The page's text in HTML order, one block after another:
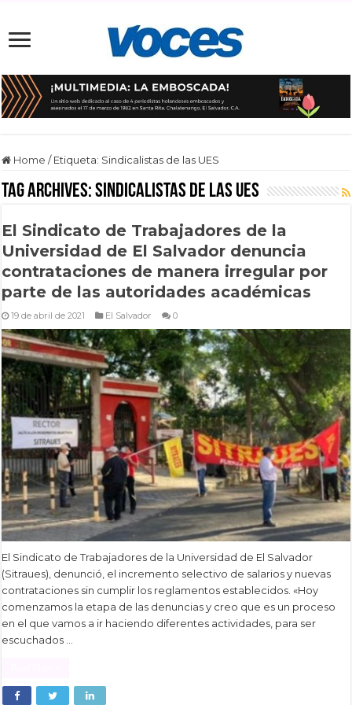
Home / Etiqueta: Sindicalistas de las UES
Tag Archives:Sindicalistas de las UES
El Sindicato de Trabajadores de la
Universidad de El Salvador denuncia
contrataciones de manera irregular por
parte de las autoridades académicas
19 de abril de 2021 El Salvador 0
El Sindicato de Trabajadores de la Universidad de El Salvador
(Sitraues), denunció, el incremento selectivo de salarios y nuevas
contrataciones sin cumplir los reglamentos establecidos. «Hoy
comenzamos la etapa de las denuncias y creo que es un proceso
en el que vamos a ir haciendo diferentes actividades, para ser
escuchados …